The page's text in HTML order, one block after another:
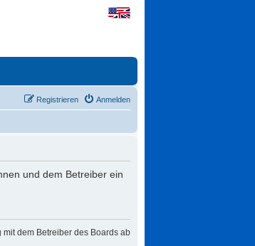
Anmelden
Registrieren
und dem Betreiber ein
mit dem Betreiber des Boards ab